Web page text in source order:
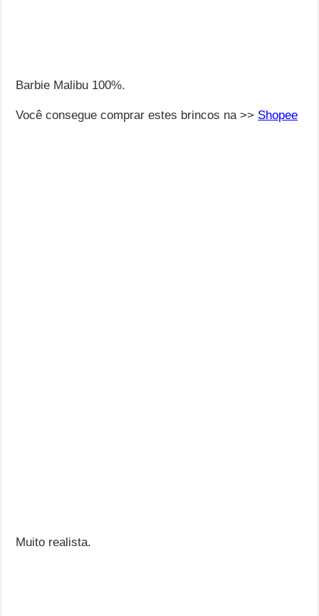
Barbie Malibu 100%.
Você consegue comprar estes brincos na >> Shopee
Muito realista.